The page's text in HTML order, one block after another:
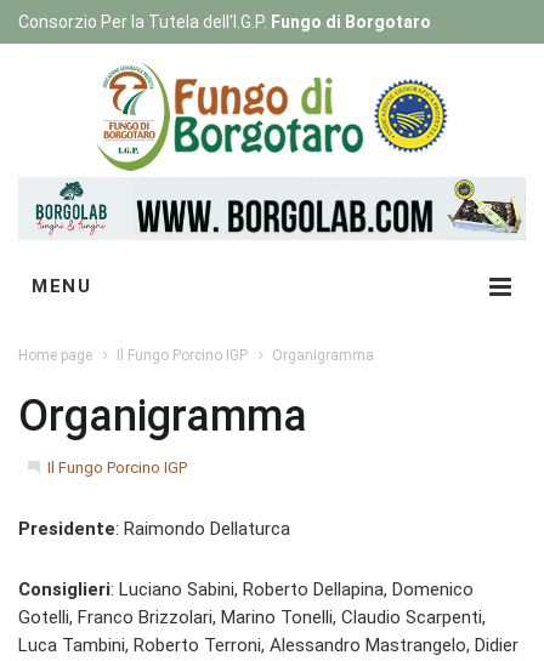
Consorzio Per la Tutela dell'I.G.P. Fungo di Borgotaro
MENU
Home page Il Fungo Porcino IGP Organigramma
Organigramma
Il Fungo Porcino IGP
Presidente: Raimondo Dellaturca
Consiglieri: Luciano Sabini, Roberto Dellapina, Domenico
Gotelli, Franco Brizzolari, Marino Tonelli, Claudio Scarpenti,
Luca Tambini, Roberto Terroni, Alessandro Mastrangelo, Didier